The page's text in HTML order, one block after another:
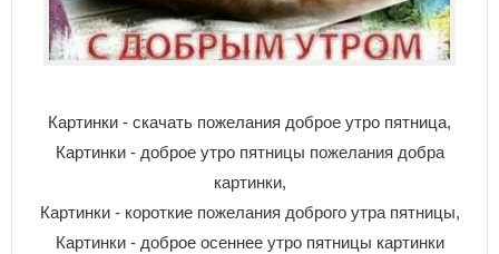
Картинки - скачать пожелания доброе утро пятница,
Картинки - доброе утро пятницы пожелания добра
картинки,
Картинки - короткие пожелания доброго утра пятницы,
Картинки - доброе осеннее утро пятницы картинки